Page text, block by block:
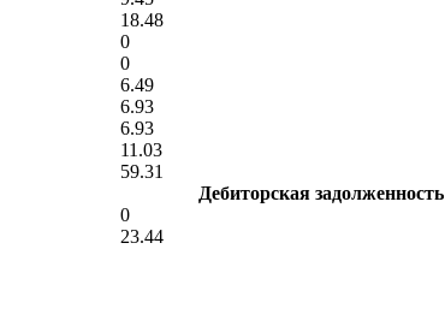
18.48
0
0
6.49
6.93
6.93
11.03
59.31
Дебиторская задолженность
0
23.44